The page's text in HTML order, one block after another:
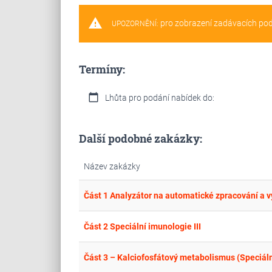
warning UPOZORNĚNÍ: pro zobrazení zadávacích
Termíny:
calendar_today Lhůta pro podání nabídek do:
Další podobné zakázky:
Název zakázky
Část 1 Analyzátor na automatické zpracování a
Část 2 Speciální imunologie III
Část 3 – Kalciofosfátový metabolismus